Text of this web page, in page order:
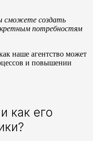
сможете создать
потребностям
наше агентство может
и повышении
как его